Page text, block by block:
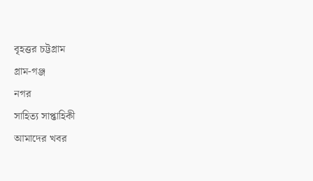
বৃহত্তর চট্টগ্রাম
গ্রাম-গঞ্জ
নগর
সাহিত্য সাপ্তাহিকী
আমাদের খবর